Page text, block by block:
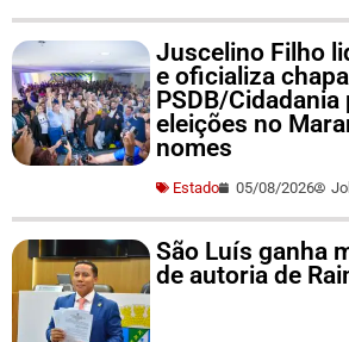
Juscelino Filho
e oficializa
PSDB/Cidadania
eleições no
nomes
Estado 05/08/2026
São Luís ganha
de autoria de